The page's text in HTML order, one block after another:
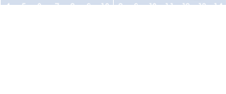
4
5 6 7 8 9
10
8
9 10 11 12 13
14